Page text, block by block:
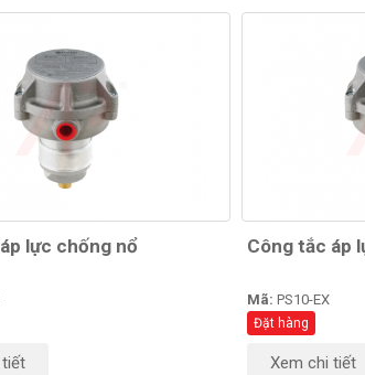
lực chống nổ Công tắc áp
Mã: PS10-EX
Đặt hàng
Xem chi tiết